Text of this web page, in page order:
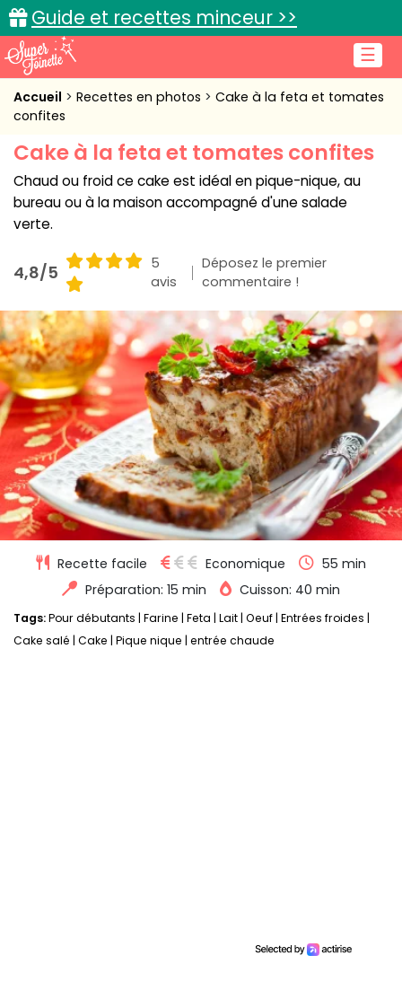
☰
Guide et recettes minceur >>
Accueil
Cuisine pratique
L'actu cuisine
Accueil Recettes en photos
Cake à la feta et tomates
confites
Cake à la feta et tomates confites
Chaud ou froid ce cake est idéal en pique-nique, au
bureau ou à la maison accompagné d'une salade
verte.
4,8/5
5
avis
Déposez le premier
commentaire !
Recette facile Economique
55 min
Préparation: 15 min
Cuisson: 40 min
Tags:Pour débutants Farine Feta Lait Oeuf Entrées froides
Cake salé Cake Pique nique entrée chaude